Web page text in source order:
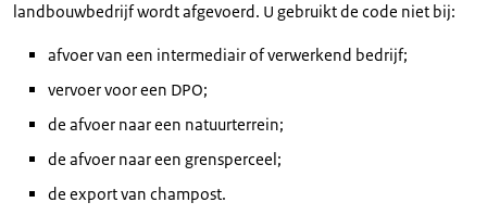
landbouwbedrijf wordt afgevoerd. U gebruikt de code niet bij:
afvoer van een intermediair of verwerkend bedrijf;
vervoer voor een DPO;
de afvoer naar een natuurterrein;
de afvoer naar een grensperceel;
de export van champost.